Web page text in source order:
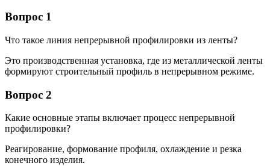
Вопрос 1
Что такое линия непрерывной профилировки из ленты?
Это производственная установка, где из металлической ленты
формируют строительный профиль в непрерывном режиме.
Вопрос 2
Какие основные этапы включает процесс непрерывной
профилировки?
Реагирование, формование профиля, охлаждение и резка
конечного изделия.